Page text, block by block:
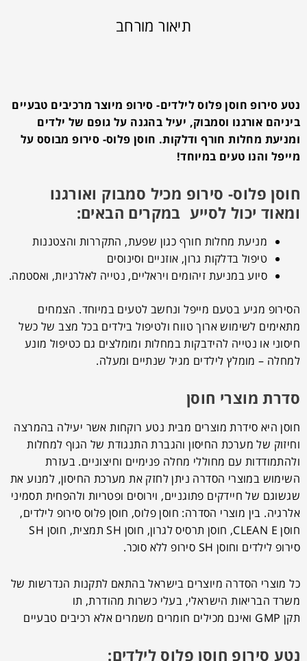
תיאור מורחב
נטע סירופ חוסן פלוס לילדים- סירופ מיוצר מרכיבים טבעיים
ביניהם אורגנו וסמבוק, יעיל בהגנה על גופם של ילדים
ומניעת מחלות חורף ודלקות. חוסן פלוס- סירופ מבוסס על
מייפל והנו טעים במיוחד!
חוסן פלוס- סירופ מכיל סמבוק ואורגנו
ומאוד יכול לסייע במקרים הבאים:
מניעת מחלות חורף כגון שפעת, התקררות והצטננות
טיפול בדלקות גרון, אוזניים וסינוסים
סיוע במניעת זיהומים ויראליים, נטייה לאלרגיות, ואסטמה.
הסירופ מגיע בטעם מייפל ונחשב לטעים במיוחד. הצמחים
מתאימים לשימוש ארוך טווח ולטיפול בילדים בכל מצב של כשל
חיסוני או נטייה להידבקות במחלות ומומלצים גם כטיפול מונע
למחלה – מומלץ לילדים מגיל שנתיים ומעלה.
סדרת מוצרי חוסן
חוסן היא סידרת מוצרים מבית נטע רוקחות אשר יעילה בהמרצה
וחיזוק של מערכת החיסון והגברת התנגודת של הגוף למחלות
ולהתמודדות עם מחוללי מחלה פנימיים וחיצוניים. בעזרת
השימוש במוצרי הסדרה ניתן לחזק את מערכת החיסון, למנוע את
שגשוגם של חיידקים פתוגניים, וירוסים ופטריות ולהפחית תסמיני
אלרגיה. בין מוצרי הסדרה: חוסן פלוס, חוסן פלוס סירופ לילדים,
חוסן
CLEAN
E, חוסן תרסיס לגרון, חוסן SH תמצית, חוסן SH
סירופ לילדים וחוסן SH סירופ ללא סוכר.
כל מוצרי הסדרה מיוצרים בישראל בהתאם לתקנות הנדרשות של
משרד הבריאות הישראלי, בעלי כשרות מהודרת, תו
תקן GMP ואינם מכילים חומרים משמרים אלא רכיבים טבעיים
נטע סירופ חוסן פלוס לילדים: